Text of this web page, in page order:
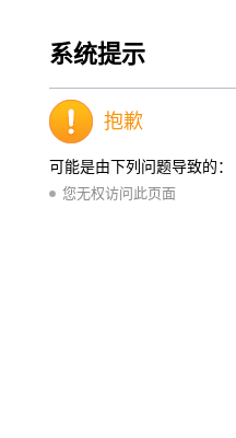
系统提示
抱歉
可能是由下列问题导致的：
您无权访问此页面